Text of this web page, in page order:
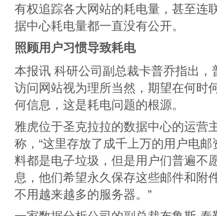
有权追踪各大网站的耗电量，甚至连
据中心耗电量都一直没有公开。
照顾用户习惯导致耗电
本报讯 科研公司副总裁卡普乔指出，
访问网站视为理所当然，期望在何时
何信息，这是耗电问题的根源。
雅虎位于圣克拉拉的数据中心的运营
称，“这里存放了成千上万的用户电
料都是电子垃圾，但是用户们普遍不
息，他们希望永久保存这些邮件和附
不用越来越多的服务器。”